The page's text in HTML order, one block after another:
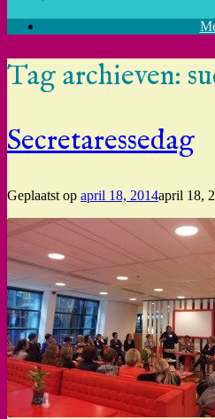
Tag archieven:
Secretaressedag
Geplaatst op april 18, 2014april 18,